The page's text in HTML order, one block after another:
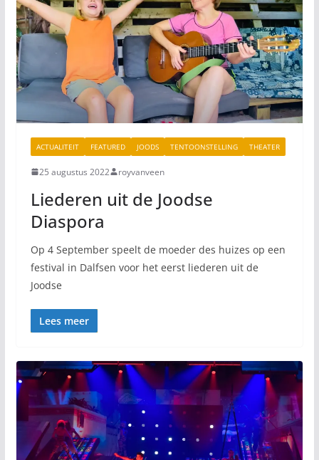
ACTUALITEIT FEATURED JOODS TENTOONSTELLING THEATER
25 augustus 2022 royvanveen
Liederen uit de Joodse
Diaspora
Op 4 September speelt de moeder des huizes op een
festival in Dalfsen voor het eerst liederen uit de
Joodse
Lees meer